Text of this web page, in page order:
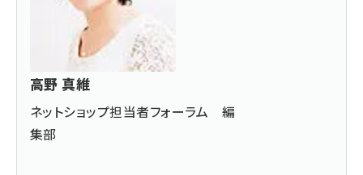
高野 真維
ネットショップ担当者フォーラム 編
集部